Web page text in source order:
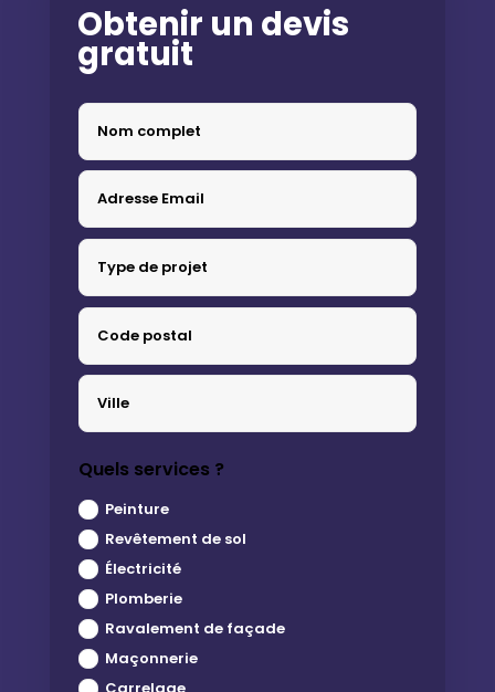
Obtenir un devis
gratuit
Quels services ?
Peinture
Revêtement de sol
Électricité
Plomberie
Ravalement de façade
Maçonnerie
Carrelage